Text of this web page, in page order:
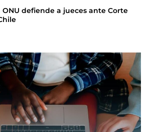
ONU defiende a jueces ante Corte